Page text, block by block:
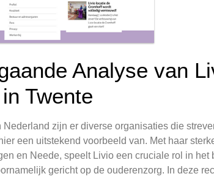
Analyse van
Twente
Nederland zijn er diverse organisaties die
een uitstekend voorbeeld van. Met haar
en Neede, speelt Livio een cruciale rol in
gericht op de ouderenzorg. In deze